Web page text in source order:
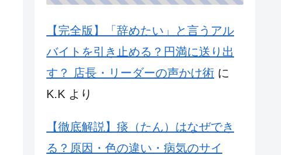
【完全版】「辞めたい」と言うアル
バイトを引き止める？円満に送り出
す？ 店長・リーダーの声かけ術 に
K.K より
【徹底解説】痰（たん）はなぜでき
る？原因・色の違い・病気のサイ